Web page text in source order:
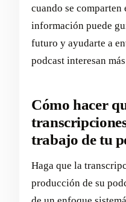
cuando se comparten
información puede
futuro y ayudarte a
podcast interesan
Cómo hacer
trabajo de tu
Haga que la
producción de su